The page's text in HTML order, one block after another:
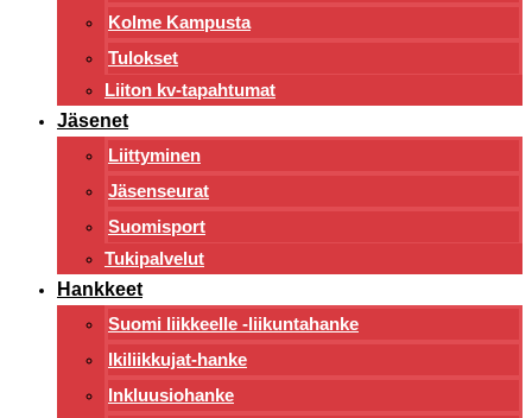
Kolme Kampusta
Tulokset
Liiton kv-tapahtumat
Jäsenet
Liittyminen
Jäsenseurat
Suomisport
Tukipalvelut
Hankkeet
Suomi liikkeelle -liikuntahanke
Ikiliikkujat-hanke
Inkluusiohanke